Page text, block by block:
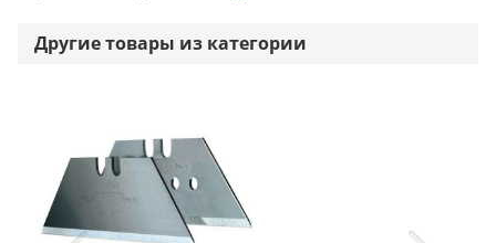
Другие товары из категории